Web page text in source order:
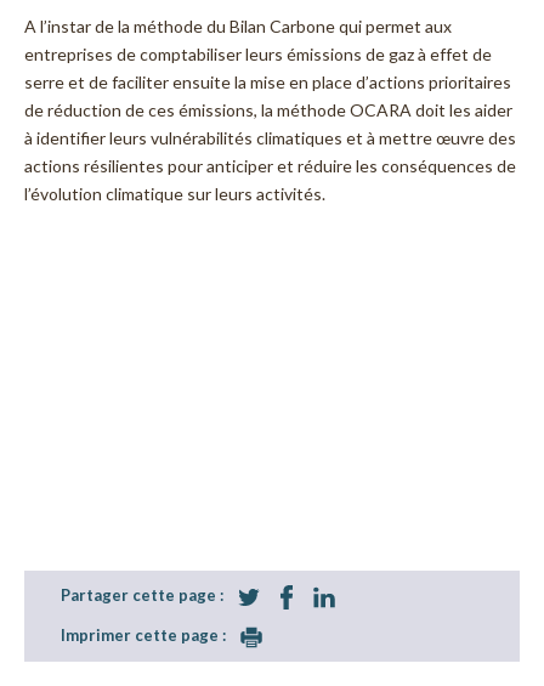
A l’instar de la méthode du Bilan Carbone qui permet aux
entreprises de comptabiliser leurs émissions de gaz à effet de
serre et de faciliter ensuite la mise en place d’actions prioritaires
de réduction de ces émissions, la méthode OCARA doit les aider
à identifier leurs vulnérabilités climatiques et à mettre œuvre des
actions résilientes pour anticiper et réduire les conséquences de
l’évolution climatique sur leurs activités.
Partager cette page :
Imprimer cette page :